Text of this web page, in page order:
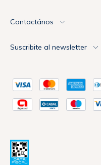
Contactános
Suscribite al newsletter